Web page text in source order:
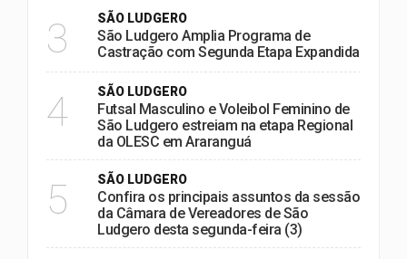
3 SÃO LUDGERO
São Ludgero Amplia Programa de
Castração com Segunda Etapa Expandida
4 SÃO LUDGERO
Futsal Masculino e Voleibol Feminino de
São Ludgero estreiam na etapa Regional
da OLESC em Araranguá
5 SÃO LUDGERO
Confira os principais assuntos da sessão
da Câmara de Vereadores de São
Ludgero desta segunda-feira (3)